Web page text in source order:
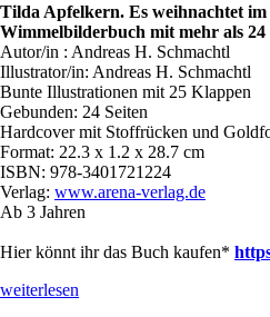
Tilda Apfelkern. Es weihnachtet im
Wimmelbilderbuch mit mehr als 24
Autor/in : Andreas H. Schmachtl
Illustrator/in: Andreas H. Schmachtl
Bunte Illustrationen mit 25 Klappen
Gebunden: 24 Seiten
Hardcover mit Stoffrücken und
Format: 22.3 x 1.2 x 28.7 cm
ISBN: 978-3401721224
Verlag: www.arena-verlag.de
Ab 3 Jahren
Hier könnt ihr das Buch kaufen*
„Tilda
weiterlesen